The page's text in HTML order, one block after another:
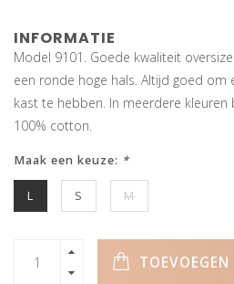
INFORMATIE
Model 9101. Goede kwaliteit
een ronde hoge hals. Altijd goed om
kast te hebben. In meerdere kleuren
100% cotton.
Maak een keuze: *
L S M